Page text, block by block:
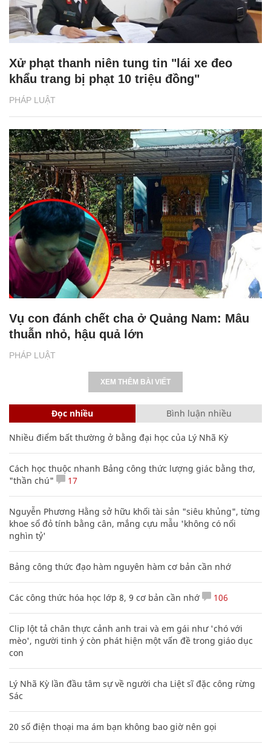
PHÁP LUẬT
Xử phạt thanh niên tung tin "lái xe đeo
khẩu trang bị phạt 10 triệu đồng"
PHÁP LUẬT
Vụ con đánh chết cha ở Quảng Nam: Mâu
thuẫn nhỏ, hậu quả lớn
XEM THÊM BÀI VIẾT
Đọc nhiều Bình luận nhiều
Nhiều điểm bất thường ở bằng đại học của Lý Nhã Kỳ
Cách học thuộc nhanh Bảng công thức lượng giác bằng thơ,
"thần chú"
17
Nguyễn Phương Hằng sở hữu khối tài sản "siêu khủng", từng
khoe sổ đỏ tính bằng cân, mắng cựu mẫu 'không có nổi
nghìn tỷ'
Bảng công thức đạo hàm nguyên hàm cơ bản cần nhớ
Các công thức hóa học lớp 8, 9 cơ bản cần nhớ 106
Clip lột tả chân thực cảnh anh trai và em gái như 'chó với
mèo', người tinh ý còn phát hiện một vấn đề trong giáo dục
con
Lý Nhã Kỳ lần đầu tâm sự về người cha Liệt sĩ đặc công rừng
Sác
20 số điện thoại ma ám bạn không bao giờ nên gọi